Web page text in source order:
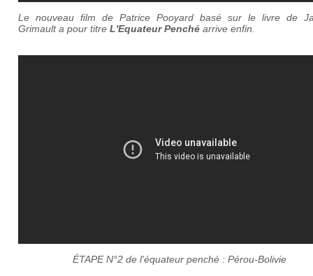
Le nouveau film de Patrice Pooyard basé sur le livre de
Grimault a pour titre L'Equateur Penché arrive enfin.
ÉTAPE N°2 de l'équateur penché : Pérou-Bolivie